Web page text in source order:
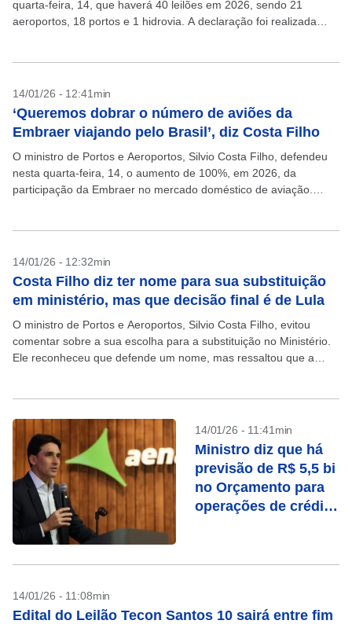
quarta-feira, 14, que haverá 40 leilões em 2026, sendo 21
aeroportos, 18 portos e 1 hidrovia. A declaração foi realizada
14/01/26 - 12:41min
‘Queremos dobrar o número de aviões da
Embraer viajando pelo Brasil’, diz Costa Filho
O ministro de Portos e Aeroportos, Silvio Costa Filho, defendeu
nesta quarta-feira, 14, o aumento de 100%, em 2026, da
participação da Embraer no mercado doméstico de aviação.
14/01/26 - 12:32min
Costa Filho diz ter nome para sua substituição
em ministério, mas que decisão final é de Lula
O ministro de Portos e Aeroportos, Silvio Costa Filho, evitou
comentar sobre a sua escolha para a substituição no Ministério.
Ele reconheceu que defende um nome, mas ressaltou que a
14/01/26 - 11:41min
Ministro diz que há
previsão de R$ 5,5 bi
no Orçamento para
operações de crédito
14/01/26 - 11:08min
Edital do Leilão Tecon Santos 10 sairá entre fim